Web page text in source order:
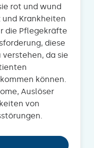
rot und wund
und Krankheiten
die Pflegekräfte
diese
verstehen, da sie
können.
Auslöser
von